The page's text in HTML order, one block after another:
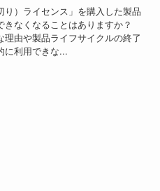
り）ライセンス」を購入した製品
きなくなることはありますか？
理由や製品ライフサイクルの終了
に利用できな...